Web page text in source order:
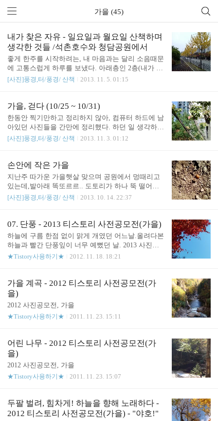
가을 (45)
내가 찾은 자유 - 일요일과 월요일 산책하며
생각한 것들 /석촌호수와 청담공원에서
좋게 한주를 시작하려는, 내 마음과는 달리 소음때문
에 고통스럽게 하루를 보냈다. 아래층인 2층(내가 근
무하는 층은 3층이다) 전체를 공사하는 모양이었다.
꼈다. 누군가 우스게 소리로 어떻게 된게 이 건물에
선 서울시내 공사를 다하는거 같다고... 옆에 건물 새
로 올린다고 여름내내 그렇게 갈아대고 뚫어대고, 박
한다고 무지막지하게 공사를 해대고그 공사 끝나서
고통은 건물 전체 사람들이 다 당하는거겠지만.층간
소음이 살인을 부른다는 말이 절로 실감났다.아직도
머리가 멍하고, 눈도 튀어나올거 같이 아프다. 귀마
개를 ..
[사진]풍경,터/풍경/ 산책 2013. 11. 5. 01:15
가을, 걷다 (10/25 ~ 10/31)
한동안 찍기만하고 정리하지 않아, 컴퓨터 하드에 남
아있던 사진들을 간만에 정리했다. 하던 일 생각하
면, 토요일이라고 쉬면서도 마음이 편치는 않지만,그
습들 바라보며 기분좋은 느낌... 이런 느낌이 좋아서,
오랜시간 이 터에 머물게 된거 아닐까 싶다. 어떤 보
상이나, 바람도 없이 그냥 나 좋아서 할 수 있는 일.그
해가는 풍경들을 그냥 지나치기가 아깝다. # 10월 25
드는구나!하며 감탄했던 날. 이날 바람이 매서워서
기억이 난다. 햇볕 받은 나뭇잎이 황금빛으로 반짝반
짝 빛났다. # 10월 28일...
[사진]풍경,터/풍경/ 산책 2013. 11. 3. 01:12
손안에 작은 가을
지난주 따가운 가을햇살 맞으며 공원에서 멍때리고
있는데,발아래 똑또르르.. 도토리가 하나 뚝 떨어졌
다. 앙증맞고 귀여워서, 손이 절로 갔다. 사무실 근처
들고왔다. 사과라기보다는 작은 열매처럼 보인다. 작
다. 사무실 화단에서 가져온 네잎클로버. 2013년 10
월나도 아는 사이 혹은 모르는 사이가을이 슬며시 스
[사진]풍경,터/풍경/ 산책 2013. 10. 14. 22:37
07. 단풍 - 2013 티스토리 사전공모전(가을)
하늘에 구름 한점 없이 맑게 개였던 어느날.올려다본
하늘과 빨간 단풍잎이 너무 예뻤던 날. 2013 사진공
모전, 가을
★Tistory사용하기★ 2012. 11. 18. 18:21
가을 계곡 - 2012 티스토리 사전공모전(가
을)
2012 사진공모전, 가을
★Tistory사용하기★
2011. 11. 23. 15:11
어린 나무 - 2012 티스토리 사전공모전(가
을)
2012 사진공모전, 가을
★Tistory사용하기★
2011. 11. 23. 15:07
두팔 벌려, 힘차게! 하늘을 향해 노래하다 -
2012 티스토리 사전공모전(가을) - "야호!"